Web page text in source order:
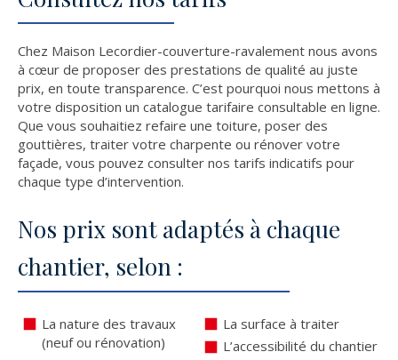
Chez Maison Lecordier-couverture-ravalement nous avons
à cœur de proposer des prestations de qualité au juste
prix, en toute transparence. C’est pourquoi nous mettons à
votre disposition un catalogue tarifaire consultable en ligne.
Que vous souhaitiez refaire une toiture, poser des
gouttières, traiter votre charpente ou rénover votre
façade, vous pouvez consulter nos tarifs indicatifs pour
chaque type d’intervention.
Nos prix sont adaptés à chaque
chantier, selon :
La nature des travaux
(neuf ou rénovation)
La surface à traiter
L’accessibilité du chantier